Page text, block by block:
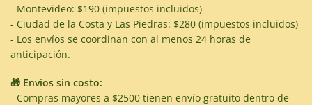
- Montevideo: $190 (impuestos incluidos)
- Ciudad de la Costa y Las Piedras: $280 (impuestos incluidos)
- Los envíos se coordinan con al menos 24 horas de
anticipación.
🎁 Envíos sin costo:
- Compras mayores a $2500 tienen envío gratuito dentro de